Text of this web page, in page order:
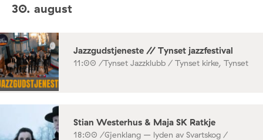
30. august
Jazzgudstjeneste // Tynset jazzfestival
11:00 /Tynset Jazzklubb / Tynset kirke, Tynset
Stian Westerhus & Maja SK Ratkje
18:00 /Gjenklang – lyden av Svartskog /